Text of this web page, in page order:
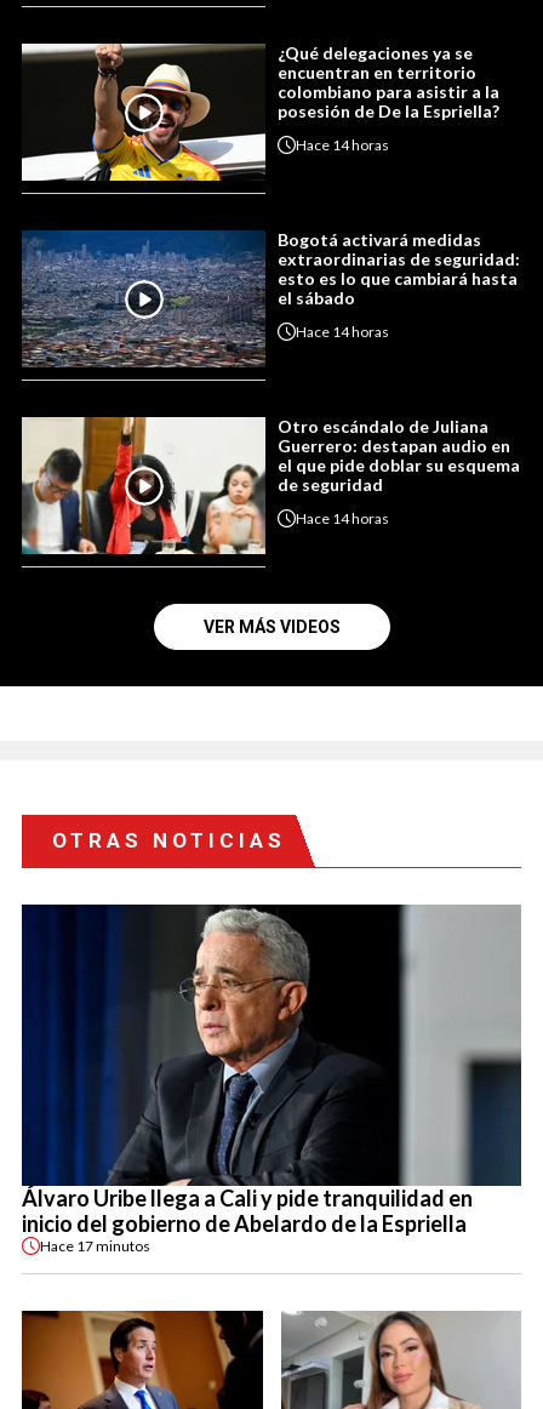
¿Qué delegaciones ya se
encuentran en territorio
colombiano para asistir a la
posesión de De la Espriella?
Hace 14 horas
Bogotá activará medidas
extraordinarias de seguridad:
esto es lo que cambiará hasta
el sábado
Hace 14 horas
Otro escándalo de Juliana
Guerrero: destapan audio en
el que pide doblar su esquema
de seguridad
Hace 14 horas
VER MÁS VIDEOS
OTRAS NOTICIAS
Álvaro Uribe llega a Cali y pide tranquilidad en
inicio del gobierno de Abelardo de la Espriella
Hace 17 minutos